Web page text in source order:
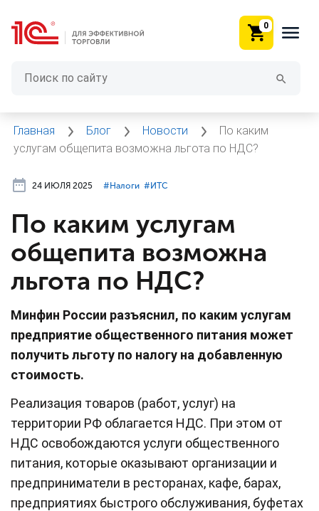
0
Главная Блог Новости
По каким
услугам общепита возможна льгота по НДС?
24 ИЮЛЯ 2025 #⁣Налоги #⁣ИТC
По каким услугам
общепита возможна
льгота по НДС?
Минфин России разъяснил, по каким услугам
предприятие общественного питания может
получить льготу по налогу на добавленную
стоимость.
Реализация товаров (работ, услуг) на
территории РФ облагается НДС. При этом от
НДС освобождаются услуги общественного
питания, которые оказывают организации и
предприниматели в ресторанах, кафе, барах,
предприятиях быстрого обслуживания, буфетах